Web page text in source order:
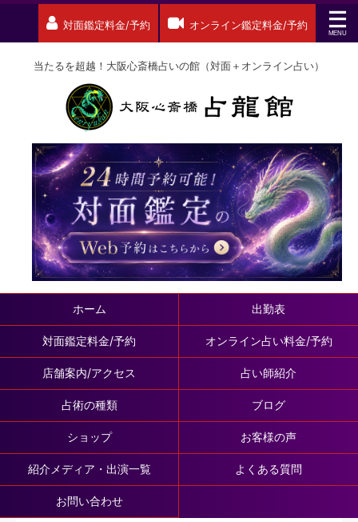
対面鑑定料金/予約 オンライン鑑定料金/予約
当たるを超越！大阪心斎橋占いの館（対面＋オンライン占い）
ホーム 出勤表
対面鑑定料金/予約 オンライン占い料金/予約
店舗案内/アクセス 占い師紹介
占術の種類 ブログ
ショップ お客様の声
紹介メディア・出演一覧 よくある質問
お問い合わせ